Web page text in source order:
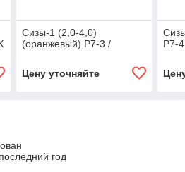
Сизы-1 (2,0-4,0)
(оранжевый) P7-3 /
Цену уточняйте
P7-
год